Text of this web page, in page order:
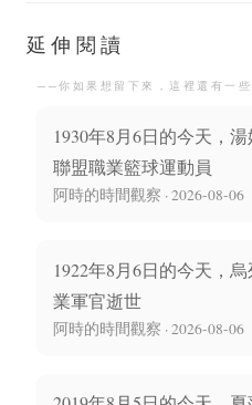
延伸閱讀
──你如果想留下來，這裡還有一些
1930年8月6日的今天，
聯盟職業籃球運動員
阿時的時間觀察 · 2026-08-06
1922年8月6日的今天，
業軍官逝世
阿時的時間觀察 · 2026-08-06